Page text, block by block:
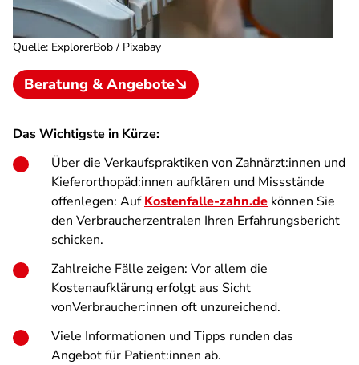
Quelle: ExplorerBob / Pixabay
Beratung & Angebote
Das Wichtigste in Kürze:
Über die Verkaufspraktiken von Zahnärzt:innen und
Kieferorthopäd:innen aufklären und Missstände
offenlegen: AufKostenfalle-zahn.de können Sie
den Verbraucherzentralen Ihren Erfahrungsbericht
schicken.
Zahlreiche Fälle zeigen: Vor allem die
Kostenaufklärung erfolgt aus Sicht
vonVerbraucher:innen oft unzureichend.
Viele Informationen und Tipps runden das
Angebot für Patient:innen ab.